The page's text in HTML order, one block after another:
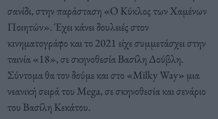
σανίδι, στην παράσταση «Ο Κύκλος των Χαμένων
Ποιητών». Έχει κάνει δουλειές στον
κινηματογράφο και το 2021 είχε συμμετάσχει στην
ταινία «18», σε σκηνοθεσία Βασίλη Δούβλη.
Σύντομα θα τον δούμε και στο «Milky Way» μια
νεανική σειρά του Mega, σε σκηνοθεσία και σενάριο
του Βασίλη Κεκάτου.